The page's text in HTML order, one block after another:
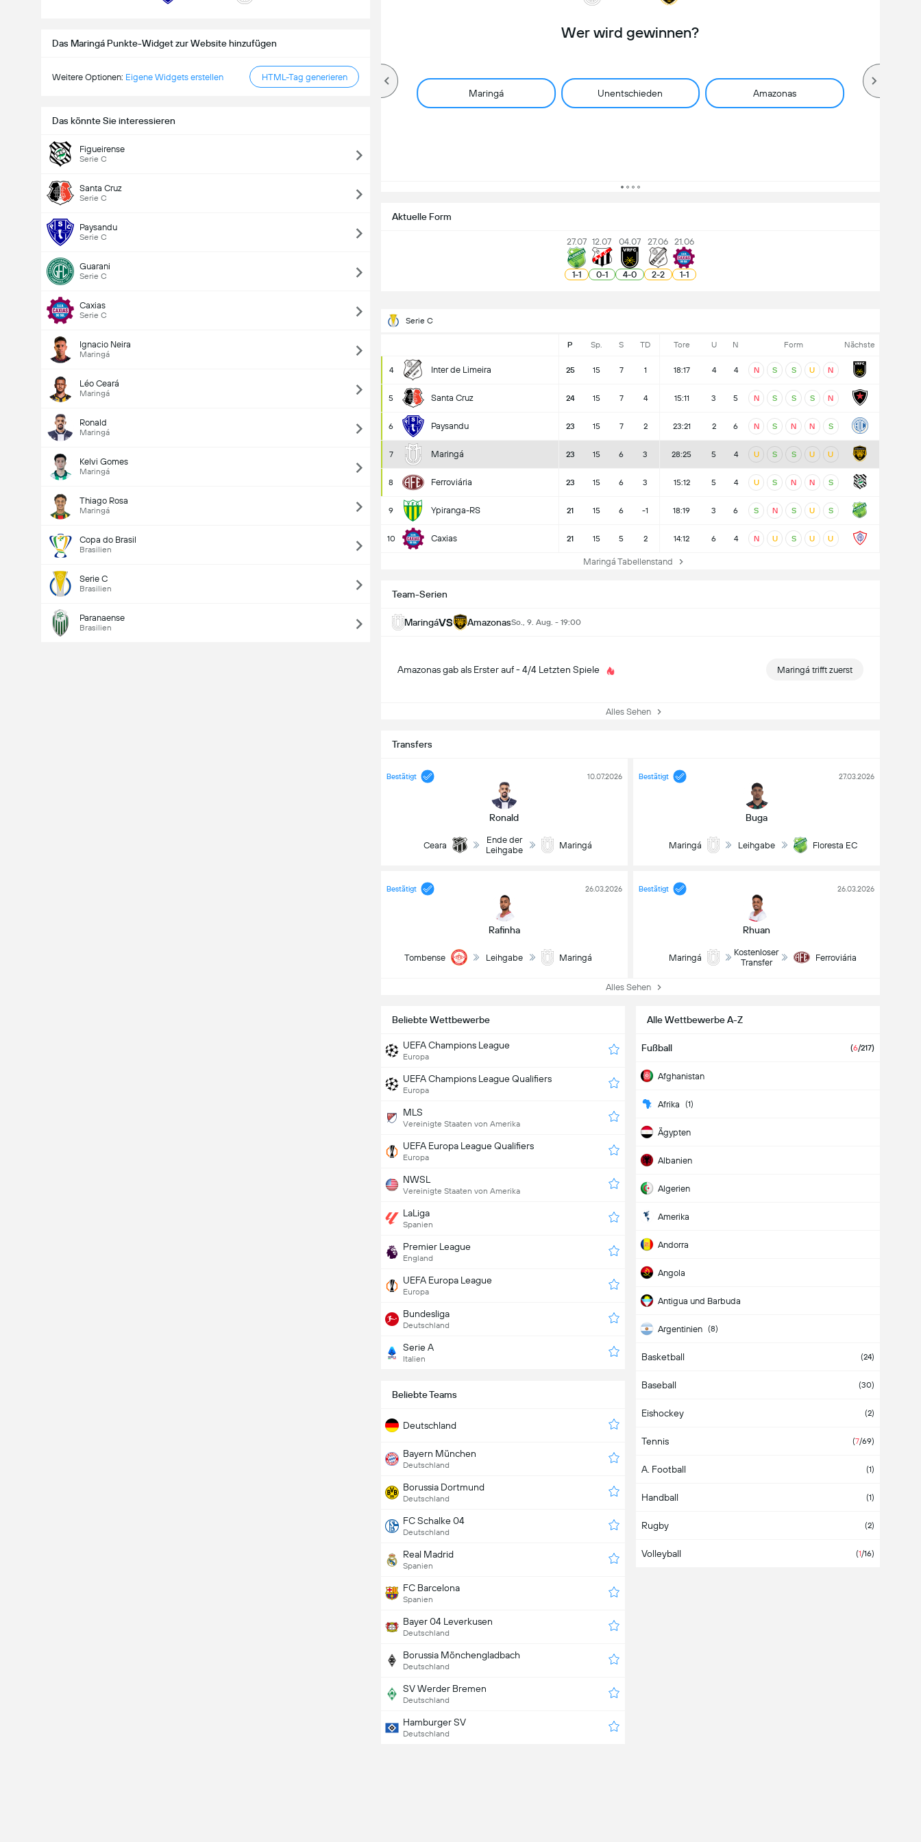
Das Maringá Punkte-Widget zur Website hinzufügen
Weitere Optionen: Eigene Widgets erstellen HTML-Tag generieren
Das könnte Sie interessieren
Figueirense
Serie C
Santa Cruz
Serie C
Paysandu
Serie C
Guarani
Serie C
Caxias
Serie C
Ignacio Neira
Maringá
Léo Ceará
Maringá
Ronald
Maringá
Kelvi Gomes
Maringá
Thiago Rosa
Maringá
Copa do Brasil
Brasilien
Serie C
Brasilien
Paranaense
Brasilien
Wer wird gewinnen?
Maringá Unentschieden Amazonas
Aktuelle Form
27.07
1-1
12.07
0-1
04.07
4-0
27.06
2-2
21.06
1-1
Serie C
P Sp. S TD Tore U N Form Nächste
4 Inter de Limeira 25 15 7 1 18:17 4 4 N S S U N
5 Santa Cruz 24 15 7 4 15:11 3 5 N S S S N
6 Paysandu 23 15 7 2 23:21 2 6 N S N N S
7 Maringá 23 15 6 3 28:25 5 4 U S S U U
8 Ferroviária 23 15 6 3 15:12 5 4 U S N N S
9 Ypiranga-RS 21 15 6 -1 18:19 3 6 S N S U S
10 Caxias 21 15 5 2 14:12 6 4 N U S U U
Maringá Tabellenstand
Team-Serien
MaringáVS AmazonasSo., 9. Aug. - 19:00
Amazonas gab als Erster auf - 4/4 Letzten Spiele Maringá trifft zuerst
Alles Sehen
Transfers
Bestätigt
Ronald
10.07.2026
Ceara
Ende der
Leihgabe
Maringá
Bestätigt
Buga
27.03.2026
Maringá Leihgabe Floresta EC
Bestätigt
Rafinha
26.03.2026
Tombense Leihgabe Maringá
Bestätigt
Rhuan
26.03.2026
Maringá
Kostenloser
Transfer
Ferroviária
Alles Sehen
Beliebte Wettbewerbe
UEFA Champions League
Europa
UEFA Champions League Qualifiers
Europa
MLS
Vereinigte Staaten von Amerika
UEFA Europa League Qualifiers
Europa
NWSL
Vereinigte Staaten von Amerika
LaLiga
Spanien
Premier League
England
UEFA Europa League
Europa
Bundesliga
Deutschland
Serie A
Italien
Alle Wettbewerbe A-Z
Fußball (6/217)
Afghanistan
Afrika (1)
Ägypten
Albanien
Algerien
Amerika
Andorra
Angola
Antigua und Barbuda
Argentinien (8)
Armenien
Aruba
Aserbaidschan
Asien
Äthiopien
Australien
Bahamas
Bahrein
Basketball (24)
Baseball (30)
Eishockey (2)
Tennis (7/69)
A. Football (1)
Handball (1)
Rugby (2)
Volleyball (1/16)
Beliebte Teams
Deutschland
Bayern München
Deutschland
Borussia Dortmund
Deutschland
FC Schalke 04
Deutschland
Real Madrid
Spanien
FC Barcelona
Spanien
Bayer 04 Leverkusen
Deutschland
Borussia Mönchengladbach
Deutschland
SV Werder Bremen
Deutschland
Hamburger SV
Deutschland